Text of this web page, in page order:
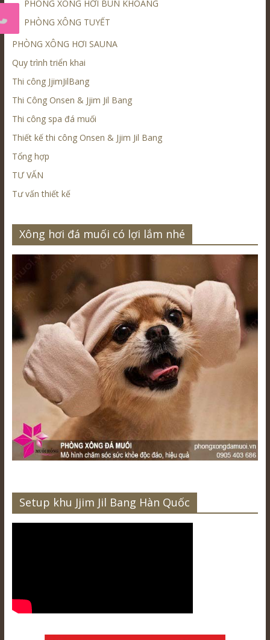
PHÒNG XÔNG HƠI BÙN KHOÁNG
PHÒNG XÔNG TUYẾT
PHÒNG XÔNG HƠI SAUNA
Quy trình triển khai
Thi công JjimJilBang
Thi Công Onsen & Jjim Jil Bang
Thi công spa đá muối
Thiết kế thi công Onsen & Jjim Jil Bang
Tổng hợp
TƯ VẤN
Tư vấn thiết kế
Xông hơi đá muối có lợi lắm nhé
Setup khu Jjim Jil Bang Hàn Quốc